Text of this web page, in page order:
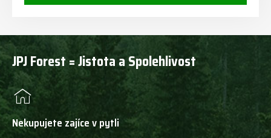
JPJ Forest = Jistota a Spolehlivost
Nekupujete zajíce v pytli